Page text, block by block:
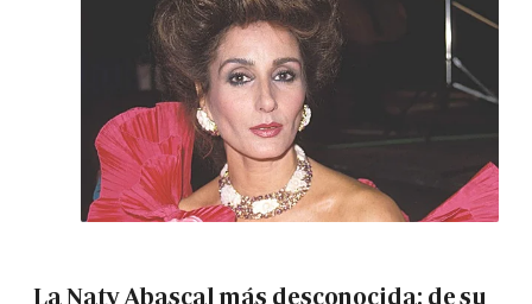
La Naty Abascal más desconocida: de su